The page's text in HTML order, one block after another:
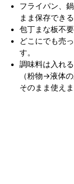
フライパン、
まま保存でき
包丁まな板不
どこにでも売
す。
調味料は入れ
（粉物→液体
そのまま使えま